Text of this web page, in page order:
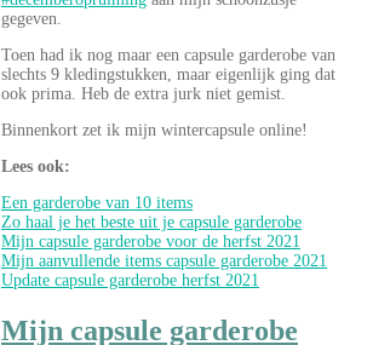
gegeven.
Toen had ik nog maar een capsule garderobe van
slechts 9 kledingstukken, maar eigenlijk ging dat
ook prima. Heb de extra jurk niet gemist.
Binnenkort zet ik mijn wintercapsule online!
Lees ook:
Een garderobe van 10 items
Zo haal je het beste uit je capsule garderobe
Mijn capsule garderobe voor de herfst 2021
Mijn aanvullende items capsule garderobe 2021
Update capsule garderobe herfst 2021
Mijn capsule garderobe